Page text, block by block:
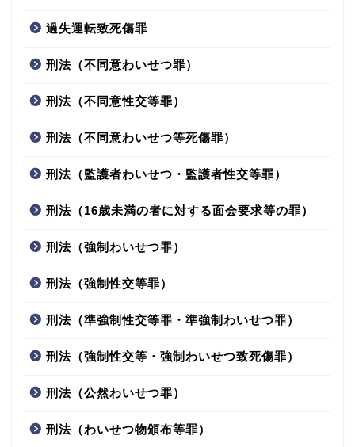
過失運転致死傷罪
刑法（不同意わいせつ罪）
刑法（不同意性交等罪）
刑法（不同意わいせつ等死傷罪）
刑法（監護者わいせつ・監護者性交等罪）
刑法（16歳未満の者に対する面会要求等の罪）
刑法（強制わいせつ罪）
刑法（強制性交等罪）
刑法（準強制性交等罪・準強制わいせつ罪）
刑法（強制性交等・強制わいせつ致死傷罪）
刑法（公然わいせつ罪）
刑法（わいせつ物頒布等罪）